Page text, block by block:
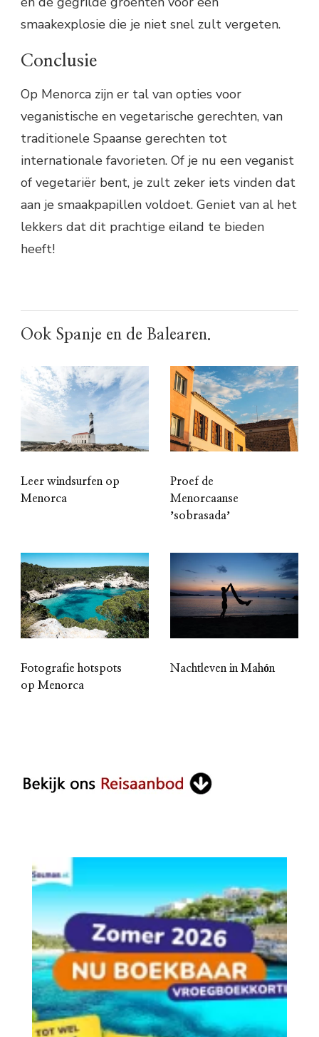
smaakexplosie die je niet snel zult vergeten.
Conclusie
Op Menorca zijn er tal van opties voor
veganistische en vegetarische gerechten, van
traditionele Spaanse gerechten tot
internationale favorieten. Of je nu een veganist
of vegetariër bent, je zult zeker iets vinden dat
aan je smaakpapillen voldoet. Geniet van al het
lekkers dat dit prachtige eiland te bieden
heeft!
Ook Spanje en de Balearen.
Leer windsurfen op
Menorca
Proef de
Menorcaanse
ʼsobrasadaʼ
Fotografie hotspots
op Menorca
Nachtleven in Mahón